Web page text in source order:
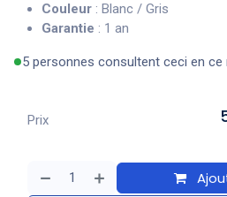
Couleur : Blanc / Gris
Garantie : 1 an
5 personnes consultent ceci en
Prix